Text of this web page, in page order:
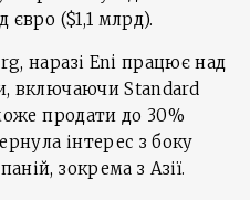
євро ($1,1 млрд).
наразі Eni працює над
включаючи Standard
продати до 30%
інтерес з боку
зокрема з Азії.